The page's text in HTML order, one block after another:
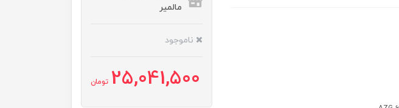
مالمیر
ناموجود
25,041,500 تومان